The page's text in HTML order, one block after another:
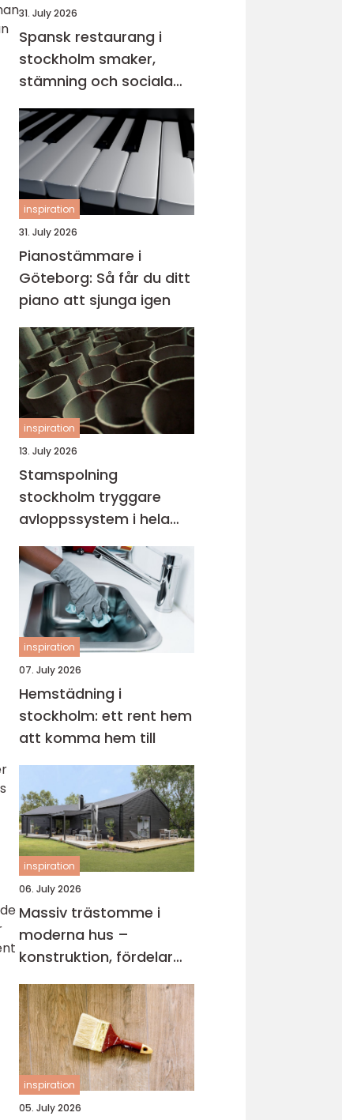
31. July 2026
Spansk restaurang i
stockholm smaker,
stämning och sociala
middagar
inspiration
31. July 2026
Pianostämmare i
Göteborg: Så får du ditt
piano att sjunga igen
inspiration
13. July 2026
Stamspolning
stockholm tryggare
avloppssystem i hela
fastigheten
inspiration
07. July 2026
Hemstädning i
stockholm: ett rent hem
att komma hem till
inspiration
06. July 2026
Massiv trästomme i
moderna hus –
konstruktion, fördelar
och arkitektur för
hållbart byggande
inspiration
05. July 2026